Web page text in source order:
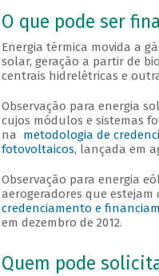
O que pode ser
Energia térmica movida a
solar, geração a partir de
centrais hidrelétricas e
Observação para energia
cujos módulos e sistemas
na metodologia de
fotovoltaicos, lançada em
Observação para energia
aerogeradores que estejam
credenciamento e
em dezembro de 2012.
Quem pode